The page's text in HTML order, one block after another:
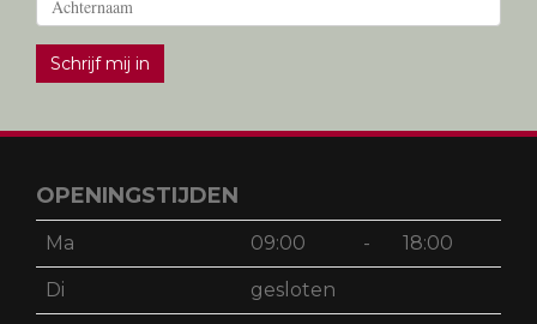
Schrijf mij in
OPENINGSTIJDEN
Ma 09:00 - 18:00
Di gesloten